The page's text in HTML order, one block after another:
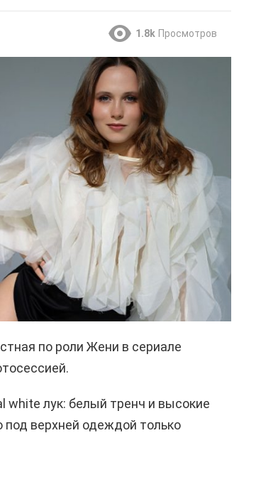
1.8k Просмотров
по роли Жени в сериале
white лук: белый тренч и высокие
верхней одеждой только